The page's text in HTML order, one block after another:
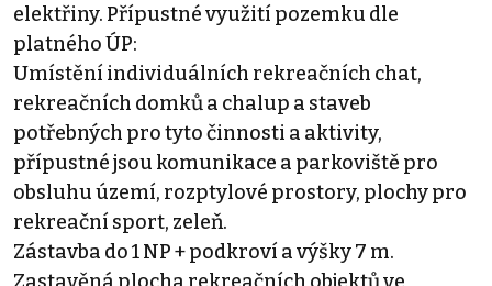
elektřiny. Přípustné využití pozemku dle
platného ÚP:
Umístění individuálních rekreačních chat,
rekreačních domků a chalup a staveb
potřebných pro tyto činnosti a aktivity,
přípustné jsou komunikace a parkoviště pro
obsluhu území, rozptylové prostory, plochy pro
rekreační sport, zeleň.
Zástavba do 1 NP + podkroví a výšky 7 m.